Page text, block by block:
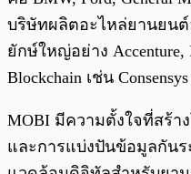
บริษัทผลิตอะไหล่ยานยนต์
ยักษ์ใหญ่อย่าง
Blockchain เช่น
MOBI มีความตั้งใจที่สร้า
และการแบ่งปันข้อมูลกัน